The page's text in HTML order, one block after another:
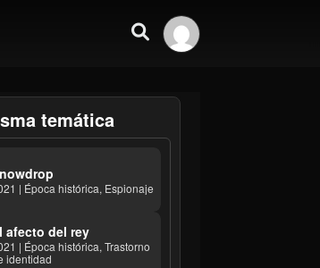
temática
| Época histórica, Espionaje
afecto del rey
| Época histórica, Trastorno
identidad